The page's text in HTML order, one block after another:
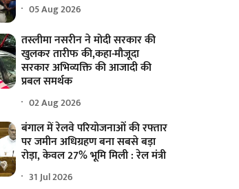
05 Aug 2026
तस्लीमा नसरीन ने मोदी सरकार की
खुलकर तारीफ की,कहा-मौजूदा
सरकार अभिव्यक्ति की आजादी की
प्रबल समर्थक
02 Aug 2026
बंगाल में रेलवे परियोजनाओं की रफ्तार
पर जमीन अधिग्रहण बना सबसे बड़ा
रोड़ा, केवल 27% भूमि मिली : रेल मंत्री
31 Jul 2026